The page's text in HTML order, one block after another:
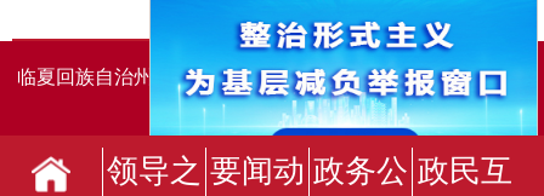
临夏回族自治州人民政府办公室主办 临夏回族自治州人民政
府信息中心承办
领导之 要闻动 政务公 政民互